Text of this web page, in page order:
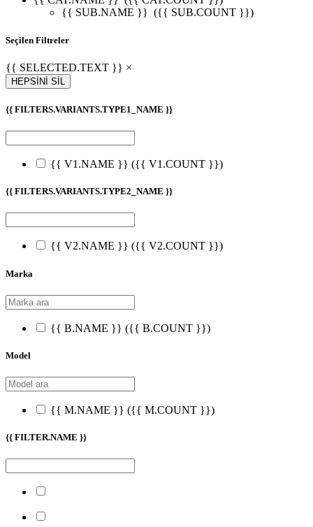
{{ SUB.NAME }} ({{ SUB.COUNT }})
Seçilen Filtreler
{{ SELECTED.TEXT }} ×
HEPSİNİ SİL
{{ FILTERS.VARIANTS.TYPE1_NAME }}
{{ V1.NAME }} ({{ V1.COUNT }})
{{ FILTERS.VARIANTS.TYPE2_NAME }}
{{ V2.NAME }} ({{ V2.COUNT }})
Marka
{{ B.NAME }} ({{ B.COUNT }})
Model
{{ M.NAME }} ({{ M.COUNT }})
{{ FILTER.NAME }}